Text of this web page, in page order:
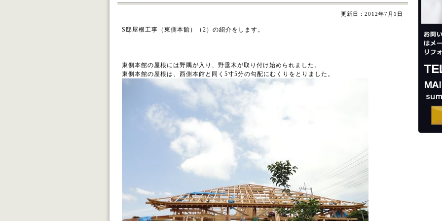
更新日： 2012年7月1日
S邸屋根工事（東側本館）（2）の紹介をします。
東側本館の屋根には野隅が入り、野垂木が取り付け始められました。
東側本館の屋根は、西側本館と同く5寸5分の勾配にむくりをとりました。